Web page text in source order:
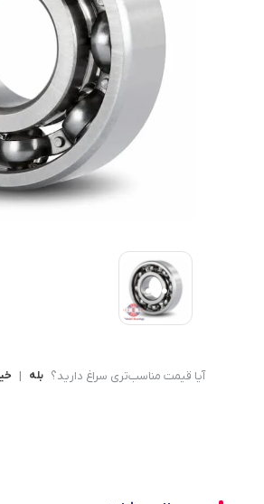
آیا قیمت مناسب‌تری سراغ دارید؟ بله |